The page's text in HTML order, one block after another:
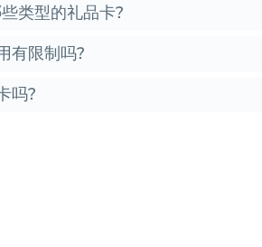
类型的礼品卡?
有限制吗?
吗?